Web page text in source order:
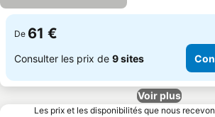
De 61 €
Consulter les prix de 9 sites
Voir plus
Les prix et les disponibilités que nous